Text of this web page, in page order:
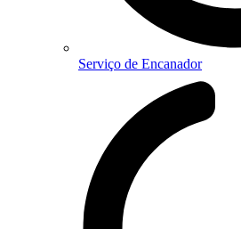
Serviço de Encanador